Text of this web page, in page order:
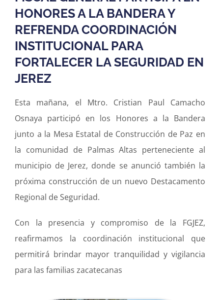
HONORES A LA BANDERA Y
REFRENDA COORDINACIÓN
INSTITUCIONAL PARA
FORTALECER LA SEGURIDAD EN
JEREZ
Esta mañana, el Mtro. Cristian Paul Camacho
Osnaya participó en los Honores a la Bandera
junto a la Mesa Estatal de Construcción de Paz en
la comunidad de Palmas Altas perteneciente al
municipio de Jerez, donde se anunció también la
próxima construcción de un nuevo Destacamento
Regional de Seguridad.
Con la presencia y compromiso de la FGJEZ,
reafirmamos la coordinación institucional que
permitirá brindar mayor tranquilidad y vigilancia
para las familias zacatecanas